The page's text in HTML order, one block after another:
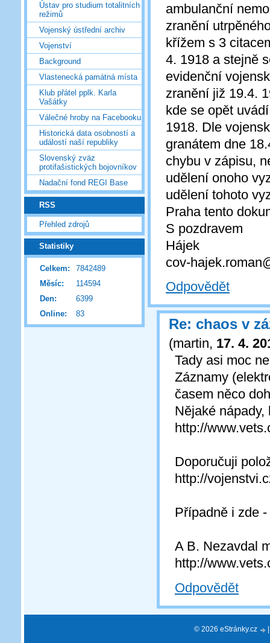
Ústav pro studium totalitních
režimů
Vojenský ústřední archiv
Vojenství
Background
Vlastenecká památná místa
Klub přátel pplk. Karla
Vašátky
Válečné hroby na Facebooku
Historická data osobností a
událostí naší republiky
Slovenský zväz
protifašistických bojovníkov
Nadační fond REGI Base
RSS
Přehled zdrojů
Statistiky
Online: 83
Celkem:
7842489
Měsíc:
114594
Den:
6399
ambulanční
zranění
křížem s 3
4. 1918 a stejně
evidenční
zranění již 19.4.
kde se opět
1918. Dle
granátem dne
chybu v zápisu,
udělení onoho
udělení tohoto
Praha tento
S pozdravem
Hájek
cov-
Odpovědět
Re: chaos v
(martin, 17. 4.
Tady asi moc
Záznamy
časem něco
Nějaké
http://
Doporučuji
http://
Případně i zde
A B. Nezavdal
http://
Odpovědět
© 2026 eStránky.cz